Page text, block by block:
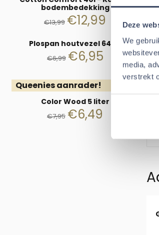
Deze
We
media,
verstrekt
bodembedekking
€13,99 €12,99
Plospan houtvezel 64 ltr
€6,99 €6,95
Queenies aanrader!
Color Wood 5 liter
€7,95 €6,49